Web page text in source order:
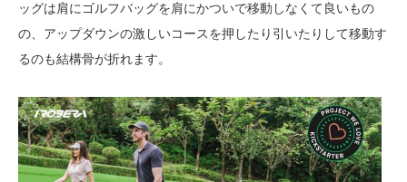
ッグは肩にゴルフバッグを肩にかついで移動しなくて良いもの
の、アップダウンの激しいコースを押したり引いたりして移動す
るのも結構骨が折れます。